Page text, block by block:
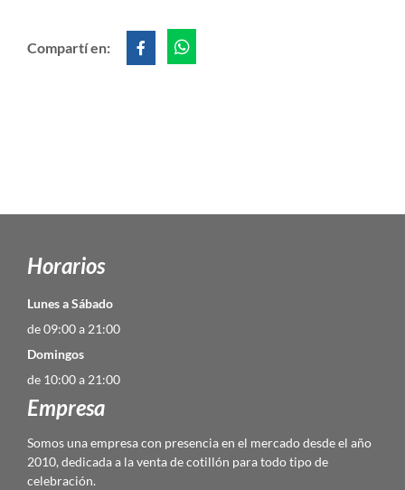
Compartí en:
Horarios
Lunes a Sábado
de 09:00 a 21:00
Domingos
de 10:00 a 21:00
Empresa
Somos una empresa con presencia en el mercado desde el año
2010, dedicada a la venta de cotillón para todo tipo de
celebración.